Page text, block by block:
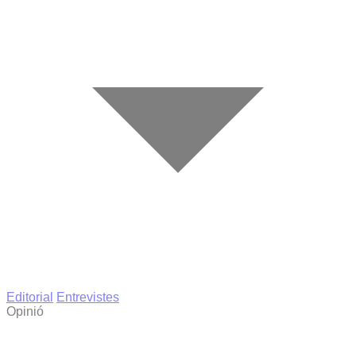
Editorial
Entrevistes
Opinió